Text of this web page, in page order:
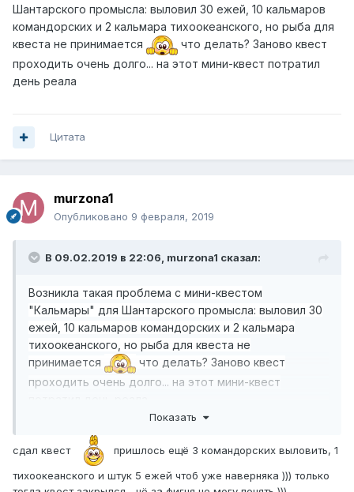
Шантарского промысла: выловил 30 ежей, 10 кальмаров
командорских и 2 кальмара тихоокеанского, но рыба для
квеста не принимается
что делать? Заново квест
проходить очень долго... на этот мини-квест потратил
день реала
Цитата
murzona1
Опубликовано 9 февраля, 2019
В 09.02.2019 в 22:06, murzona1 сказал:
Возникла такая проблема с мини-квестом
"Кальмары" для Шантарского промысла: выловил 30
ежей, 10 кальмаров командорских и 2 кальмара
тихоокеанского, но рыба для квеста не
принимается
что делать? Заново квест
проходить очень долго... на этот мини-квест
Показать
сдал квест
пришлось ещё 3 командорских выловить, 1
тихоокеанского и штук 5 ежей чтоб уже наверняка ))) только